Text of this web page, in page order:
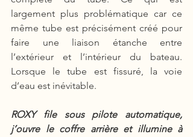
largement plus problématique car ce
même tube est précisément créé pour
faire une liaison étanche entre
l’extérieur et l’intérieur du bateau.
Lorsque le tube est fissuré, la voie
d’eau est inévitable.
ROXY file sous pilote automatique,
j’ouvre le coffre arrière et illumine à